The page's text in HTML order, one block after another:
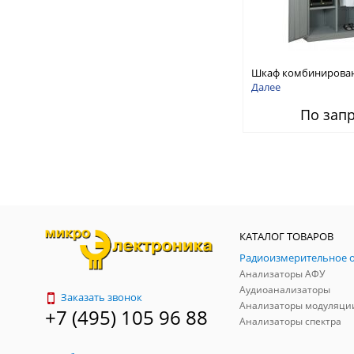
Шкаф
ШК
Далее
По
Заказать звонок
+7 (495) 105 96 88
КАТАЛОГ ТОВАРОВ
Анализаторы АФУ
Аудиоанализаторы
Анализаторы
Анализаторы спектра